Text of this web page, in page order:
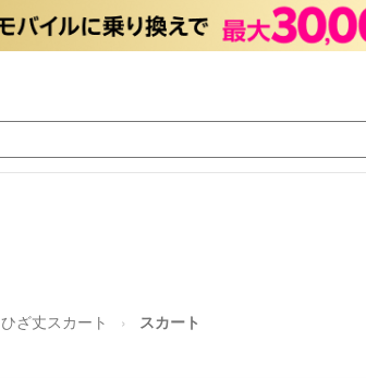
ひざ丈スカート スカート